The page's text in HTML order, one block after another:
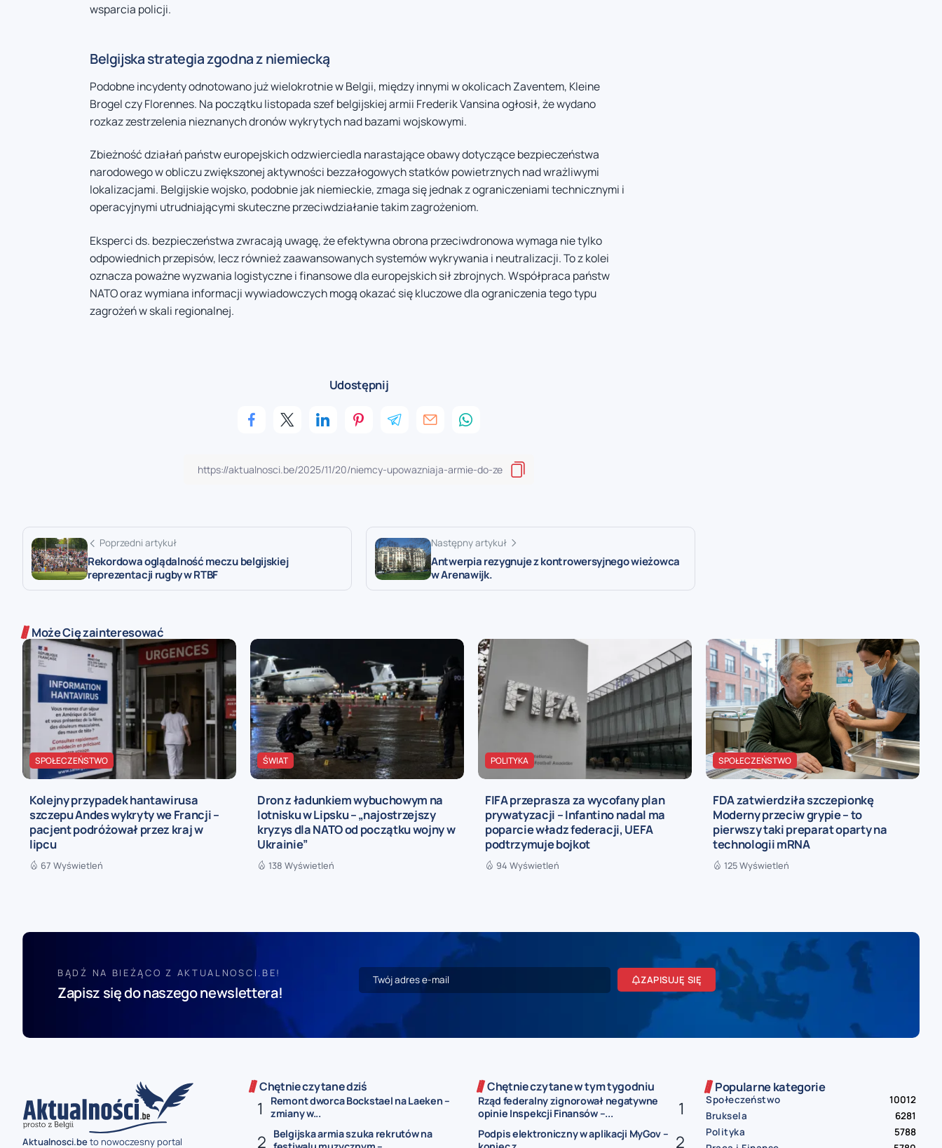
wsparcia policji.
Belgijska strategia zgodna z niemiecką
Podobne incydenty odnotowano już wielokrotnie w Belgii, między innymi w okolicach Zaventem, Kleine
Brogel czy Florennes. Na początku listopada szef belgijskiej armii Frederik Vansina ogłosił, że wydano
rozkaz zestrzelenia nieznanych dronów wykrytych nad bazami wojskowymi.
Zbieżność działań państw europejskich odzwierciedla narastające obawy dotyczące bezpieczeństwa
narodowego w obliczu zwiększonej aktywności bezzałogowych statków powietrznych nad wrażliwymi
lokalizacjami. Belgijskie wojsko, podobnie jak niemieckie, zmaga się jednak z ograniczeniami technicznymi i
operacyjnymi utrudniającymi skuteczne przeciwdziałanie takim zagrożeniom.
Eksperci ds. bezpieczeństwa zwracają uwagę, że efektywna obrona przeciwdronowa wymaga nie tylko
odpowiednich przepisów, lecz również zaawansowanych systemów wykrywania i neutralizacji. To z kolei
oznacza poważne wyzwania logistyczne i finansowe dla europejskich sił zbrojnych. Współpraca państw
NATO oraz wymiana informacji wywiadowczych mogą okazać się kluczowe dla ograniczenia tego typu
zagrożeń w skali regionalnej.
Udostępnij
Poprzedni artykuł
Rekordowa oglądalność meczu belgijskiej
reprezentacji rugby w RTBF
Następny artykuł
Antwerpia rezygnuje z kontrowersyjnego wieżowca
w Arenawijk.
Może Cię zainteresować
SPOŁECZEŃSTWO
Kolejny przypadek hantawirusa
szczepu Andes wykryty we Francji –
pacjent podróżował przez kraj w
lipcu
67 Wyświetleń
ŚWIAT
Dron z ładunkiem wybuchowym na
lotnisku w Lipsku – „najostrzejszy
kryzys dla NATO od początku wojny w
Ukrainie”
138 Wyświetleń
POLITYKA
FIFA przeprasza za wycofany plan
prywatyzacji – Infantino nadal ma
poparcie władz federacji, UEFA
podtrzymuje bojkot
94 Wyświetleń
SPOŁECZEŃSTWO
FDA zatwierdziła szczepionkę
Moderny przeciw grypie – to
pierwszy taki preparat oparty na
technologii mRNA
125 Wyświetleń
BĄDŹ NA BIEŻĄCO Z AKTUALNOSCI.BE!
Zapisz się do naszego newslettera!
ZAPISUJĘ SIĘ
Aktualnosci.beto nowoczesny portal
Chętnie czytane dziś
Remont dworca Bockstael na Laeken –
zmiany w...
Belgijska armia szuka rekrutów na
Chętnie czytane w tym tygodniu
Rząd federalny zignorował negatywne
opinie Inspekcji Finansów –...
Podpis elektroniczny w aplikacji MyGov –
Popularne kategorie
Społeczeństwo
10012
Bruksela
6281
Polityka
5788